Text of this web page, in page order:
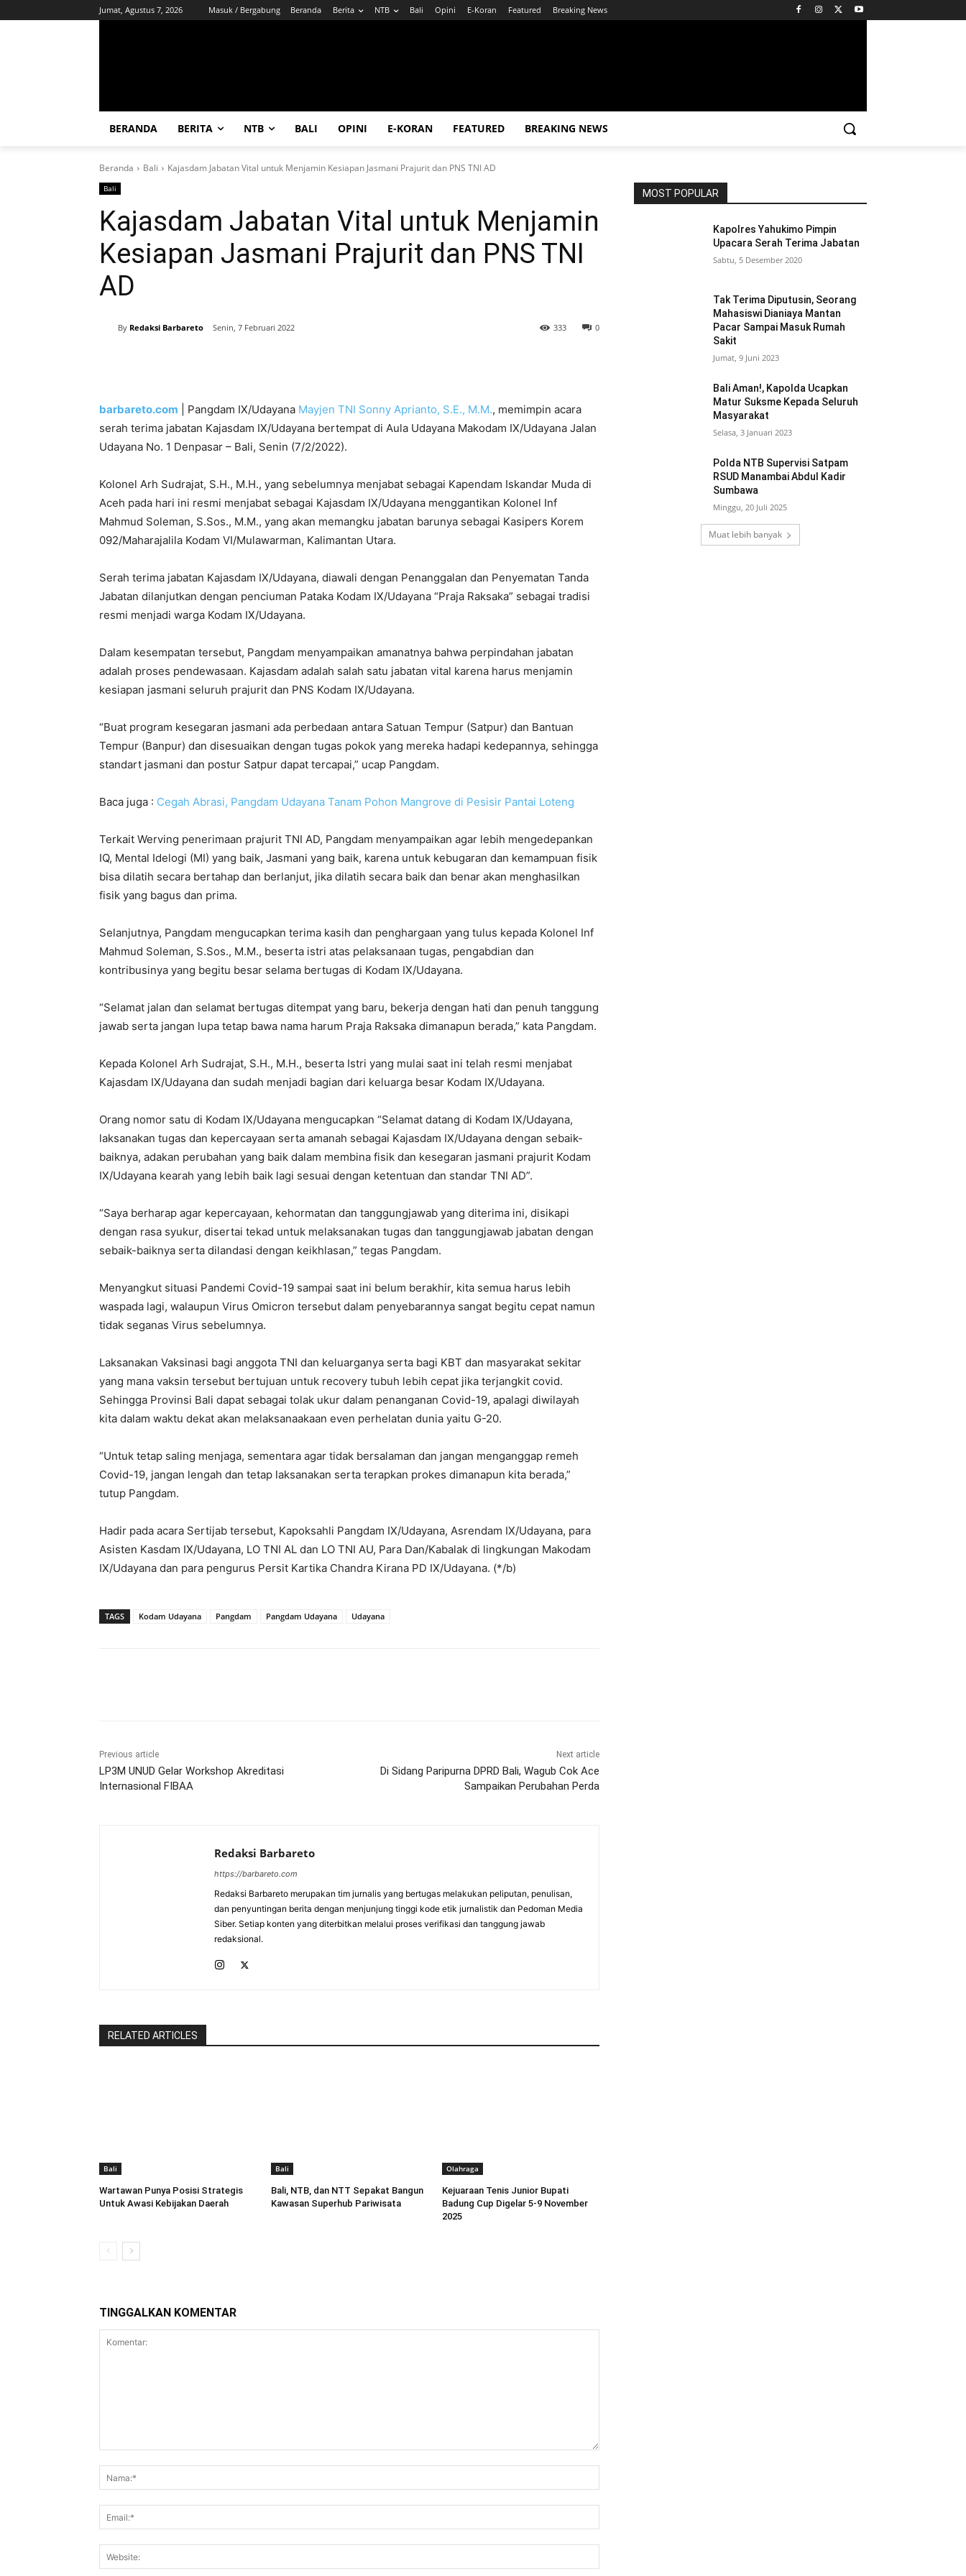
Jumat, Agustus 7, 2026 Masuk / Bergabung Beranda Berita NTB Bali Opini E-Koran Featured Breaking News
BERANDA BERITA NTB BALI OPINI E-KORAN FEATURED BREAKING NEWS
Beranda Bali Kajasdam Jabatan Vital untuk Menjamin Kesiapan Jasmani Prajurit dan PNS TNI AD
Bali
Kajasdam Jabatan Vital untuk Menjamin
Kesiapan Jasmani Prajurit dan PNS TNI
AD
By Redaksi Barbareto Senin, 7 Februari 2022 0
333
barbareto.com | Pangdam IX/Udayana Mayjen TNI Sonny Aprianto, S.E., M.M., memimpin acara
serah terima jabatan Kajasdam IX/Udayana bertempat di Aula Udayana Makodam IX/Udayana Jalan
Udayana No. 1 Denpasar – Bali, Senin (7/2/2022).
Kolonel Arh Sudrajat, S.H., M.H., yang sebelumnya menjabat sebagai Kapendam Iskandar Muda di
Aceh pada hari ini resmi menjabat sebagai Kajasdam IX/Udayana menggantikan Kolonel Inf
Mahmud Soleman, S.Sos., M.M., yang akan memangku jabatan barunya sebagai Kasipers Korem
092/Maharajalila Kodam VI/Mulawarman, Kalimantan Utara.
Serah terima jabatan Kajasdam IX/Udayana, diawali dengan Penanggalan dan Penyematan Tanda
Jabatan dilanjutkan dengan penciuman Pataka Kodam IX/Udayana “Praja Raksaka” sebagai tradisi
resmi menjadi warga Kodam IX/Udayana.
Dalam kesempatan tersebut, Pangdam menyampaikan amanatnya bahwa perpindahan jabatan
adalah proses pendewasaan. Kajasdam adalah salah satu jabatan vital karena harus menjamin
kesiapan jasmani seluruh prajurit dan PNS Kodam IX/Udayana.
“Buat program kesegaran jasmani ada perbedaan antara Satuan Tempur (Satpur) dan Bantuan
Tempur (Banpur) dan disesuaikan dengan tugas pokok yang mereka hadapi kedepannya, sehingga
standart jasmani dan postur Satpur dapat tercapai,” ucap Pangdam.
Baca juga : Cegah Abrasi, Pangdam Udayana Tanam Pohon Mangrove di Pesisir Pantai Loteng
Terkait Werving penerimaan prajurit TNI AD, Pangdam menyampaikan agar lebih mengedepankan
IQ, Mental Idelogi (MI) yang baik, Jasmani yang baik, karena untuk kebugaran dan kemampuan fisik
bisa dilatih secara bertahap dan berlanjut, jika dilatih secara baik dan benar akan menghasilkan
fisik yang bagus dan prima.
Selanjutnya, Pangdam mengucapkan terima kasih dan penghargaan yang tulus kepada Kolonel Inf
Mahmud Soleman, S.Sos., M.M., beserta istri atas pelaksanaan tugas, pengabdian dan
kontribusinya yang begitu besar selama bertugas di Kodam IX/Udayana.
“Selamat jalan dan selamat bertugas ditempat yang baru, bekerja dengan hati dan penuh tanggung
jawab serta jangan lupa tetap bawa nama harum Praja Raksaka dimanapun berada,” kata Pangdam.
Kepada Kolonel Arh Sudrajat, S.H., M.H., beserta Istri yang mulai saat ini telah resmi menjabat
Kajasdam IX/Udayana dan sudah menjadi bagian dari keluarga besar Kodam IX/Udayana.
Orang nomor satu di Kodam IX/Udayana mengucapkan “Selamat datang di Kodam IX/Udayana,
laksanakan tugas dan kepercayaan serta amanah sebagai Kajasdam IX/Udayana dengan sebaik-
baiknya, adakan perubahan yang baik dalam membina fisik dan kesegaran jasmani prajurit Kodam
IX/Udayana kearah yang lebih baik lagi sesuai dengan ketentuan dan standar TNI AD”.
“Saya berharap agar kepercayaan, kehormatan dan tanggungjawab yang diterima ini, disikapi
dengan rasa syukur, disertai tekad untuk melaksanakan tugas dan tanggungjawab jabatan dengan
sebaik-baiknya serta dilandasi dengan keikhlasan,” tegas Pangdam.
Menyangkut situasi Pandemi Covid-19 sampai saat ini belum berakhir, kita semua harus lebih
waspada lagi, walaupun Virus Omicron tersebut dalam penyebarannya sangat begitu cepat namun
tidak seganas Virus sebelumnya.
Laksanakan Vaksinasi bagi anggota TNI dan keluarganya serta bagi KBT dan masyarakat sekitar
yang mana vaksin tersebut bertujuan untuk recovery tubuh lebih cepat jika terjangkit covid.
Sehingga Provinsi Bali dapat sebagai tolak ukur dalam penanganan Covid-19, apalagi diwilayah
kita dalam waktu dekat akan melaksanaakaan even perhelatan dunia yaitu G-20.
“Untuk tetap saling menjaga, sementara agar tidak bersalaman dan jangan menganggap remeh
Covid-19, jangan lengah dan tetap laksanakan serta terapkan prokes dimanapun kita berada,”
tutup Pangdam.
Hadir pada acara Sertijab tersebut, Kapoksahli Pangdam IX/Udayana, Asrendam IX/Udayana, para
Asisten Kasdam IX/Udayana, LO TNI AL dan LO TNI AU, Para Dan/Kabalak di lingkungan Makodam
IX/Udayana dan para pengurus Persit Kartika Chandra Kirana PD IX/Udayana. (*/b)
TAGS Kodam Udayana Pangdam Pangdam Udayana Udayana
Previous article
LP3M UNUD Gelar Workshop Akreditasi
Internasional FIBAA
Next article
Di Sidang Paripurna DPRD Bali, Wagub Cok Ace
Sampaikan Perubahan Perda
Redaksi Barbareto
https://barbareto.com
Redaksi Barbareto merupakan tim jurnalis yang bertugas melakukan peliputan, penulisan,
dan penyuntingan berita dengan menjunjung tinggi kode etik jurnalistik dan Pedoman Media
Siber. Setiap konten yang diterbitkan melalui proses verifikasi dan tanggung jawab
redaksional.
RELATED ARTICLES
Bali
Wartawan Punya Posisi Strategis
Untuk Awasi Kebijakan Daerah
Bali
Bali, NTB, dan NTT Sepakat Bangun
Kawasan Superhub Pariwisata
Olahraga
Kejuaraan Tenis Junior Bupati
Badung Cup Digelar 5-9 November
2025
TINGGALKAN KOMENTAR
MOST POPULAR
Kapolres Yahukimo Pimpin
Upacara Serah Terima Jabatan
Sabtu, 5 Desember 2020
Tak Terima Diputusin, Seorang
Mahasiswi Dianiaya Mantan
Pacar Sampai Masuk Rumah
Sakit
Jumat, 9 Juni 2023
Bali Aman!, Kapolda Ucapkan
Matur Suksme Kepada Seluruh
Masyarakat
Selasa, 3 Januari 2023
Polda NTB Supervisi Satpam
RSUD Manambai Abdul Kadir
Sumbawa
Minggu, 20 Juli 2025
Muat lebih banyak